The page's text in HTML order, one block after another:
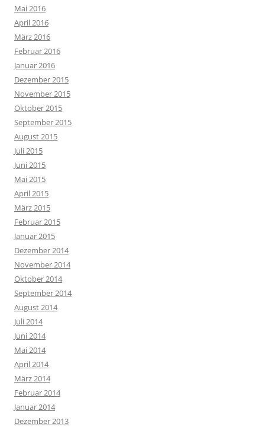
Mai 2016
April 2016
März 2016
Februar 2016
Januar 2016
Dezember 2015
November 2015
Oktober 2015
September 2015
August 2015
Juli 2015
Juni 2015
Mai 2015
April 2015
März 2015
Februar 2015
Januar 2015
Dezember 2014
November 2014
Oktober 2014
September 2014
August 2014
Juli 2014
Juni 2014
Mai 2014
April 2014
März 2014
Februar 2014
Januar 2014
Dezember 2013